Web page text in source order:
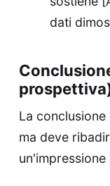
dati
La
ma deve
un'impressione